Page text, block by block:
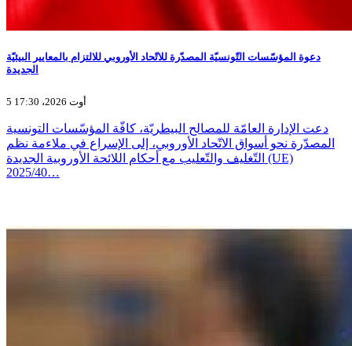
دعوة المؤسّسات التّونسيّة المصدّرة للاتّحاد الأوروبي للالتزام بالمعايير البيئيّة
الجديدة
5 أوت 2026، 17:30
دعت الإدارة العامّة للمصالح البيطريّة، كافّة المؤسّسات التونسية
المصدّرة نحو أسواق الاتّحاد الأوروبي، إلى الإسراع في ملاءمة نظم
التّغليف والتّعليب مع أحكام اللائحة الأوروبية الجديدة (UE)
2025/40…